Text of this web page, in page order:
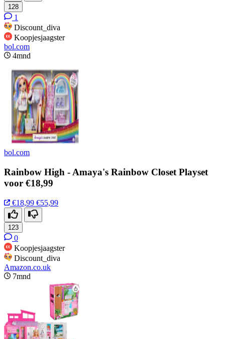
128
1
Discount_diva
Koopjesjaagster
bol.com
4mnd
bol.com
Rainbow High - Amaya's Rainbow Closet Playset
voor €18,99
€18,99 €55,99
123
0
Koopjesjaagster
Discount_diva
Amazon.co.uk
7mnd